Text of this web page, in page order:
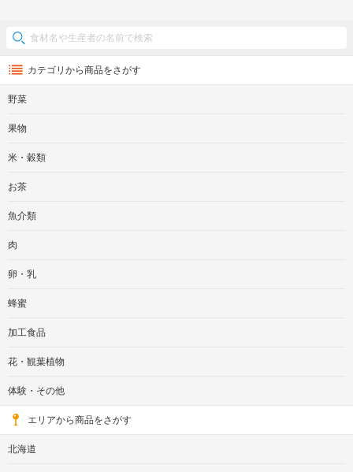
カテゴリから商品をさがす
野菜
果物
米・穀類
お茶
魚介類
肉
卵・乳
蜂蜜
加工食品
花・観葉植物
体験・その他
エリアから商品をさがす
北海道